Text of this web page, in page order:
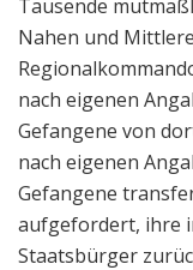
Tausende
Nahen und
nach eigenen
Gefangene von
nach eigenen
Gefangene
aufgefordert, ihre
Staatsbürger